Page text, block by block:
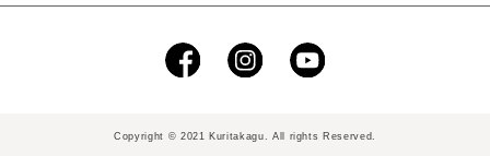
Copyright © 2021 Kuritakagu. All rights Reserved.